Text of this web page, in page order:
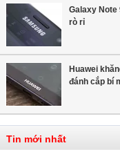
Galaxy Note
rò rỉ
Huawei
đánh cắp bí
Tin mới nhất